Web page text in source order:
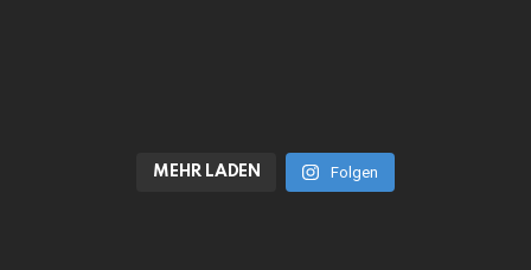
MEHR LADEN Folgen